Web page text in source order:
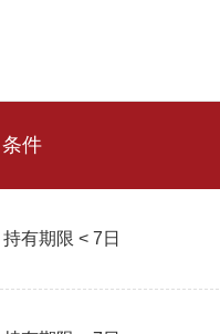
条件
持有期限 < 7日